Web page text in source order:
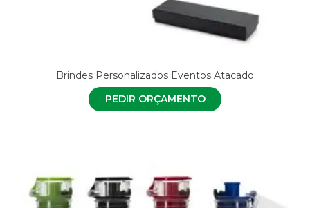
Brindes Personalizados Eventos Atacado
PEDIR ORÇAMENTO